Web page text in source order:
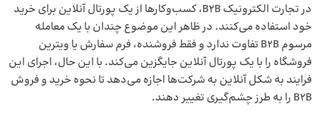
در تجارت الکترونیک B2B، کسب‌وکارها از یک پورتال آنلاین برای خرید
خود استفاده می‌کنند. در ظاهر این موضوع چندان با یک معامله
مرسوم B2B تفاوت ندارد و فقط فروشنده، فرم سفارش یا ویترین
فروشگاه را با یک پورتال آنلاین جایگزین می‌کند. با این حال، اجرای این
فرایند به شکل آنلاین به شرکت‌ها اجازه می‌دهد تا نحوه خرید و فروش
B2B را به طرز چشم‌گیری تغییر دهند.